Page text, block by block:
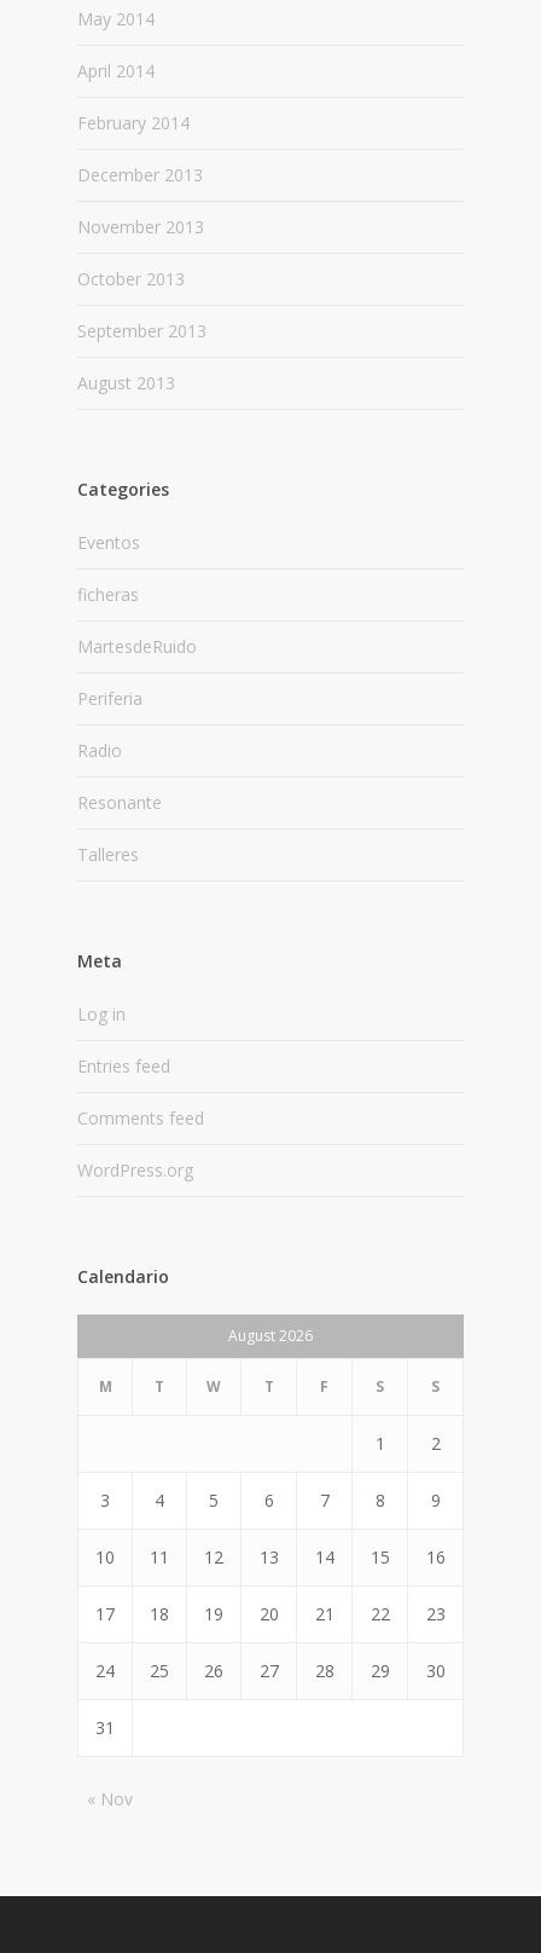
May 2014
April 2014
February 2014
December 2013
November 2013
October 2013
September 2013
August 2013
Categories
Eventos
ficheras
MartesdeRuido
Periferia
Radio
Resonante
Talleres
Meta
Log in
Entries feed
Comments feed
WordPress.org
Calendario
August 2026
M T W T F S S
1 2
3 4 5 6 7 8 9
10 11 12 13 14 15 16
17 18 19 20 21 22 23
24 25 26 27 28 29 30
31
« Nov